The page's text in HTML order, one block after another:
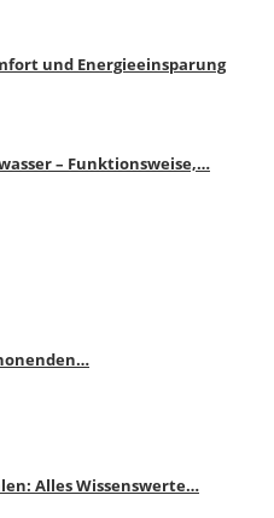
und Energieeinsparung
– Funktionsweise,…
Alles Wissenswerte…